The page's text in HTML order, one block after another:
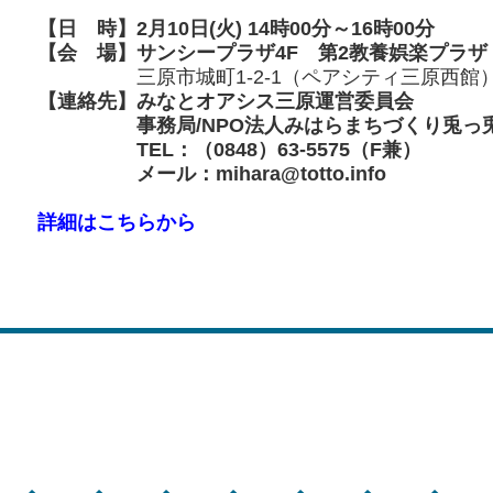
【日 時】2月10日(火) 14時00分～16時00分
【会 場】サンシープラザ4F 第2教養娯楽プラザ
三原市城町1-2-1（ペアシティ三原西館
【連絡先】 みなとオアシス三原運営委員会
事務局/NPO法人みはらまちづくり兎っ
TEL：（0848）63-5575（F兼）
メール：mihara@totto.info
詳細はこちらから